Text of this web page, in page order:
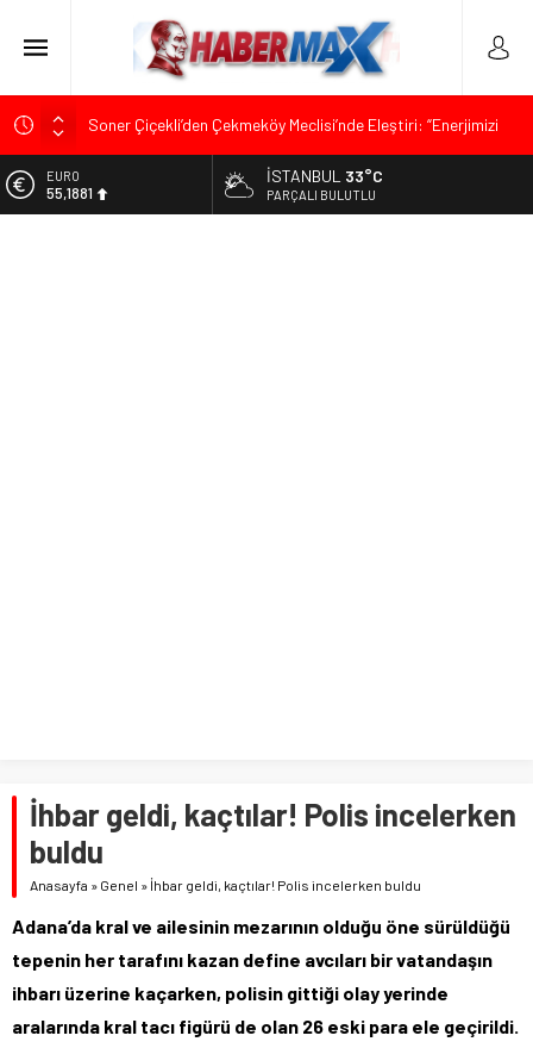
Soner Çiçekli’den Çekmeköy Meclisi’nde Eleştiri: “Enerjimizi
Edremit’te Kaymakam Ahmet Odabaş’a Duygu Dolu Veda
ALTIN
6.660,55
İSTANBUL 33°C
PARÇALI BULUTLU
İhbar geldi, kaçtılar! Polis incelerken
buldu
Anasayfa » Genel » İhbar geldi, kaçtılar! Polis incelerken buldu
Adana’da kral ve ailesinin mezarının olduğu öne sürüldüğü
tepenin her tarafını kazan define avcıları bir vatandaşın
ihbarı üzerine kaçarken, polisin gittiği olay yerinde
aralarında kral tacı figürü de olan 26 eski para ele geçirildi.